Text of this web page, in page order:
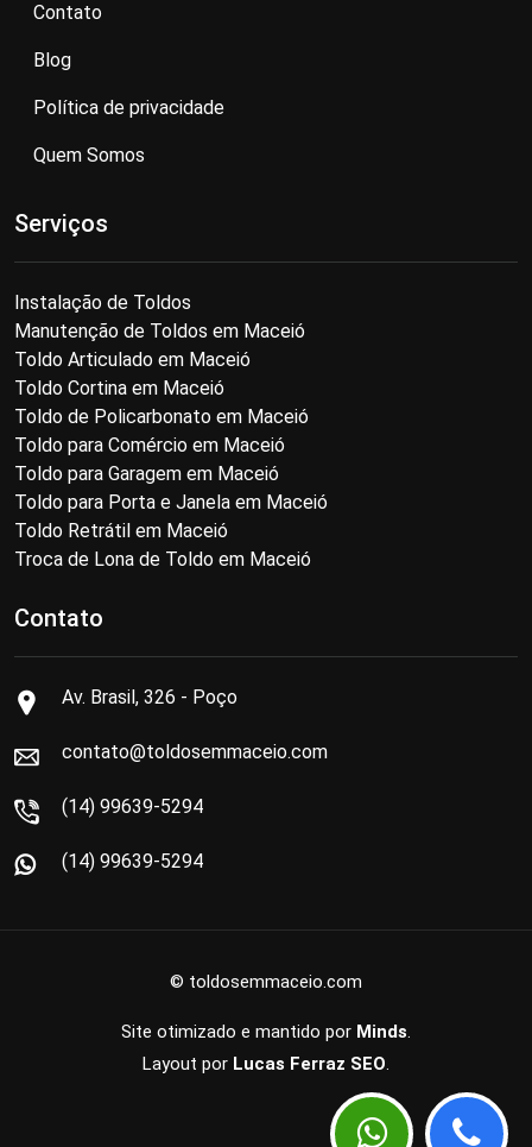
Contato
Blog
Política de privacidade
Quem Somos
Serviços
Instalação de Toldos
Manutenção de Toldos em Maceió
Toldo Articulado em Maceió
Toldo Cortina em Maceió
Toldo de Policarbonato em Maceió
Toldo para Comércio em Maceió
Toldo para Garagem em Maceió
Toldo para Porta e Janela em Maceió
Toldo Retrátil em Maceió
Troca de Lona de Toldo em Maceió
Contato
Av. Brasil, 326 - Poço
contato@toldosemmaceio.com
(14) 99639-5294
(14) 99639-5294
© toldosemmaceio.com
Site otimizado e mantido por Minds.
Layout por Lucas Ferraz SEO.